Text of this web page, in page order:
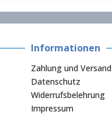
Informationen
Zahlung und Versand
Datenschutz
Widerrufsbelehrung
Impressum